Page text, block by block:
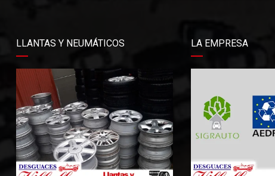
LLANTAS Y NEUMÁTICOS LA EMPRESA